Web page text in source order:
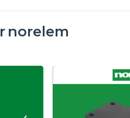
norelem